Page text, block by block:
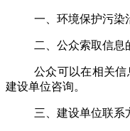
一、 环境保护污染
二、公众索取信息
公众可以在相关
建设单位咨询。
三、建设单位联系